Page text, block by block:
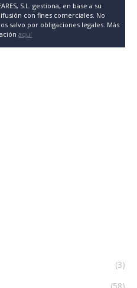
S.L. gestiona, en base a su
con fines comerciales. No
salvo por obligaciones legales. Más
aquí
(3)
(58)